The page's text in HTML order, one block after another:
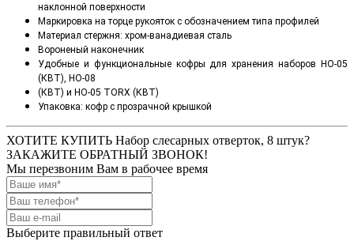
наклонной поверхности
Маркировка на торце рукояток с обозначением типа профилей
Материал стержня: хром-ванадиевая сталь
Вороненый наконечник
Удобные и функциональные кофры для хранения наборов НО-05
(КВТ), НО-08
(КВТ) и НО-05 TORX (КВТ)
Упаковка: кофр с прозрачной крышкой
ХОТИТЕ КУПИТЬ Набор слесарных отверток, 8 штук?
ЗАКАЖИТЕ ОБРАТНЫЙ ЗВОНОК!
Мы перезвоним Вам в рабочее время
Выберите правильный ответ